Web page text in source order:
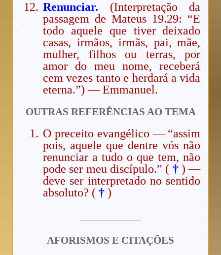
Renunciar. (Interpretação da
passagem de Mateus 19.29: “E
todo aquele que tiver deixado
casas, irmãos, irmãs, pai, mãe,
mulher, filhos ou terras, por
amor do meu nome, receberá
cem vezes tanto e herdará a vida
eterna.”) — Emmanuel.
OUTRAS REFERÊNCIAS AO TEMA
O preceito evangélico — “assim
pois, aquele que dentre vós não
renunciar a tudo o que tem, não
pode ser meu discípulo.” ( †) —
deve ser interpretado no sentido
absoluto? († )
AFORISMOS E CITAÇÕES